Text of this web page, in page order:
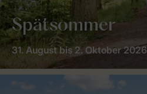
Spätsommer
31. August bis 2. Oktober 2026